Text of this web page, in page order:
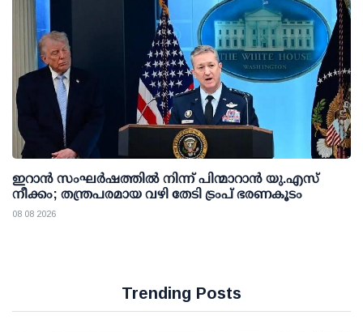
ഇറാന്‍ സംഘര്‍ഷത്തില്‍ നിന്ന് പിന്മാറാന്‍ യു.എസ്
നീക്കം; തന്ത്രപരമായ വഴി തേടി ട്രംപ് ഭരണകൂടം
08 08 2026
Trending Posts